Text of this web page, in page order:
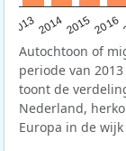
2013201420152016
Autochtoon of
periode van
toont de
Nederland,
Europa in de